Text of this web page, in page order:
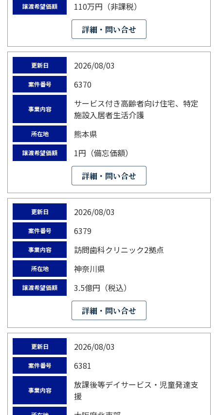
譲渡希望価額 110万円（非課税）
詳細・問い合せ
更新日 2026/08/03
案件番号 6370
事業内容
サービス付き高齢者向け住宅、特定
施設入居者生活介護
所在地 熊本県
譲渡希望価額 1円（備忘価額）
詳細・問い合せ
更新日 2026/08/03
案件番号 6379
事業内容 訪問歯科クリニック2拠点
所在地 神奈川県
譲渡希望価額 3.5億円（税込）
詳細・問い合せ
更新日 2026/08/03
案件番号 6381
事業内容
放課後等デイサービス・児童発達支
援